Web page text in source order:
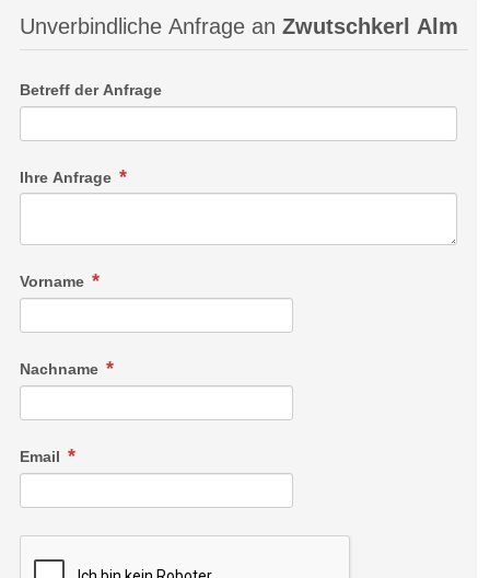
Unverbindliche Anfrage an Zwutschkerl Alm
Betreff der Anfrage
Ihre Anfrage
Vorname
Nachname
Email